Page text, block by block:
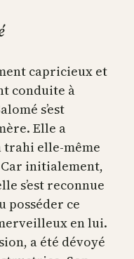
capricieux et
conduite à
s’est
Elle a
trahi elle-même
initialement,
s’est reconnue
posséder ce
en lui.
a été dévoyé